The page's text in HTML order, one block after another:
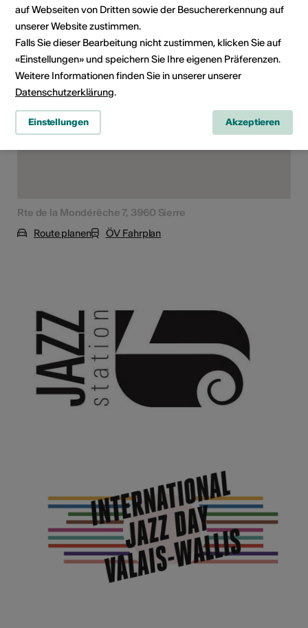
Veranstaltungsort
Rte de la Mondérêche 7, 3960 Sierre
Route planen
ÖV Fahrplan
auf Webseiten von Dritten sowie der Besuchererkennung auf
unserer Website zustimmen.
Falls Sie dieser Bearbeitung nicht zustimmen, klicken Sie auf
«Einstellungen» und speichern Sie Ihre eigenen Präferenzen.
Weitere Informationen finden Sie in unserer unserer
Datenschutzerklärung.
Einstellungen Akzeptieren